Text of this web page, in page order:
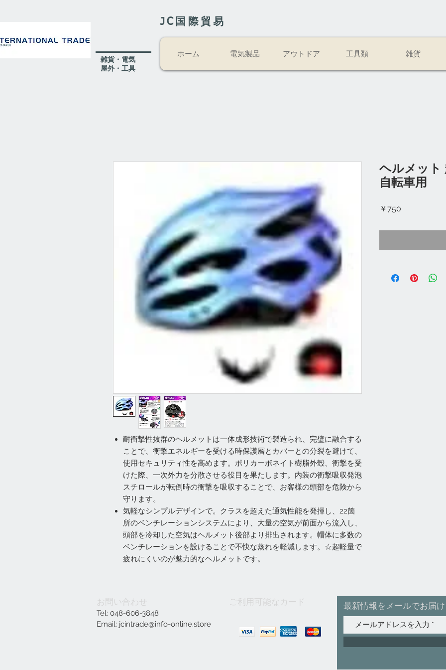
JC国際貿易
​雑貨・電気
​屋外・工具
ホーム 電気製品 アウトドア 工具類 雑貨
耐衝撃性抜群のヘルメットは一体成形技術で製造られ、完璧に融合する
ことで、衝撃エネルギーを受ける時保護層とカバーとの分裂を避けて、
使用セキュリティ性を高めます。ポリカーボネイト樹脂外殻、衝撃を受
けた際、一次外力を分散させる役目を果たします。内装の衝撃吸収発泡
スチロールが転倒時の衝撃を吸収することで、お客様の頭部を危険から
守ります。
気軽なシンプルデザインで。クラスを超えた通気性能を発揮し、22箇
所のベンチレーションシステムにより、大量の空気が前面から流入し、
頭部を冷却した空気はヘルメット後部より排出されます。帽体に多数の
ベンチレーションを設けることで不快な蒸れを軽減します。☆超軽量で
疲れにくいのが魅力的なヘルメットです。
ヘルメット
自転車用
￥750
お問い合わせ
Tel: 048-606-3848
Email: jcintrade@info-online.store
ご利用可能なカード 最新情報をメールでお届